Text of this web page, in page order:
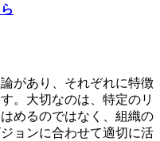
があり、それぞれに特徴
。大切なのは、特定のリ
めるのではなく、組織の
ョンに合わせて適切に活